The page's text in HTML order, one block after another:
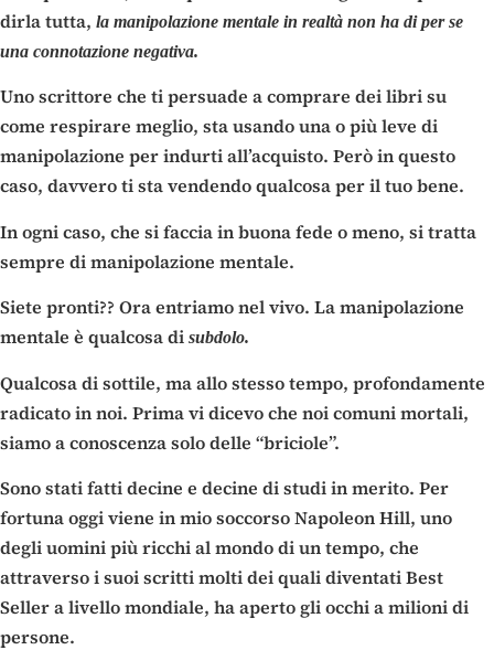
dirla tutta, la manipolazione mentale in realtà non ha di per se
una connotazione negativa.
Uno scrittore che ti persuade a comprare dei libri su
come respirare meglio, sta usando una o più leve di
manipolazione per indurti all’acquisto. Però in questo
caso, davvero ti sta vendendo qualcosa per il tuo bene.
In ogni caso, che si faccia in buona fede o meno, si tratta
sempre di manipolazione mentale.
Siete pronti?? Ora entriamo nel vivo. La manipolazione
mentale è qualcosa di subdolo.
Qualcosa di sottile, ma allo stesso tempo, profondamente
radicato in noi. Prima vi dicevo che noi comuni mortali,
siamo a conoscenza solo delle “briciole”.
Sono stati fatti decine e decine di studi in merito. Per
fortuna oggi viene in mio soccorso Napoleon Hill, uno
degli uomini più ricchi al mondo di un tempo, che
attraverso i suoi scritti molti dei quali diventati Best
Seller a livello mondiale, ha aperto gli occhi a milioni di
persone.